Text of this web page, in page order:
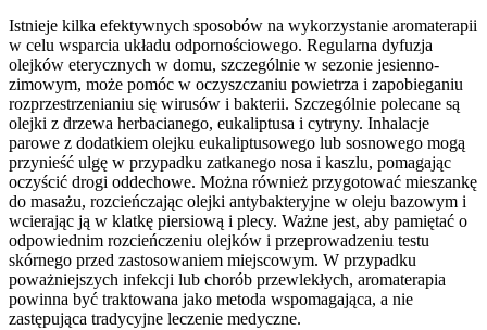
Istnieje kilka efektywnych sposobów na wykorzystanie aromaterapii
w celu wsparcia układu odpornościowego. Regularna dyfuzja
olejków eterycznych w domu, szczególnie w sezonie jesienno-
zimowym, może pomóc w oczyszczaniu powietrza i zapobieganiu
rozprzestrzenianiu się wirusów i bakterii. Szczególnie polecane są
olejki z drzewa herbacianego, eukaliptusa i cytryny. Inhalacje
parowe z dodatkiem olejku eukaliptusowego lub sosnowego mogą
przynieść ulgę w przypadku zatkanego nosa i kaszlu, pomagając
oczyścić drogi oddechowe. Można również przygotować mieszankę
do masażu, rozcieńczając olejki antybakteryjne w oleju bazowym i
wcierając ją w klatkę piersiową i plecy. Ważne jest, aby pamiętać o
odpowiednim rozcieńczeniu olejków i przeprowadzeniu testu
skórnego przed zastosowaniem miejscowym. W przypadku
poważniejszych infekcji lub chorób przewlekłych, aromaterapia
powinna być traktowana jako metoda wspomagająca, a nie
zastępująca tradycyjne leczenie medyczne.